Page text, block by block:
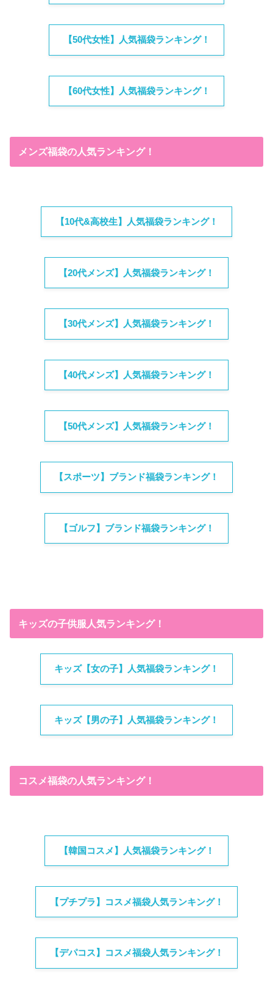
【50代女性】人気福袋ランキング！
【60代女性】人気福袋ランキング！
メンズ福袋の人気ランキング！
【10代&高校生】人気福袋ランキング！
【20代メンズ】人気福袋ランキング！
【30代メンズ】人気福袋ランキング！
【40代メンズ】人気福袋ランキング！
【50代メンズ】人気福袋ランキング！
【スポーツ】ブランド福袋ランキング！
【ゴルフ】ブランド福袋ランキング！
キッズの子供服人気ランキング！
キッズ【女の子】人気福袋ランキング！
キッズ【男の子】人気福袋ランキング！
コスメ福袋の人気ランキング！
【韓国コスメ】人気福袋ランキング！
【プチプラ】コスメ福袋人気ランキング！
【デパコス】コスメ福袋人気ランキング！